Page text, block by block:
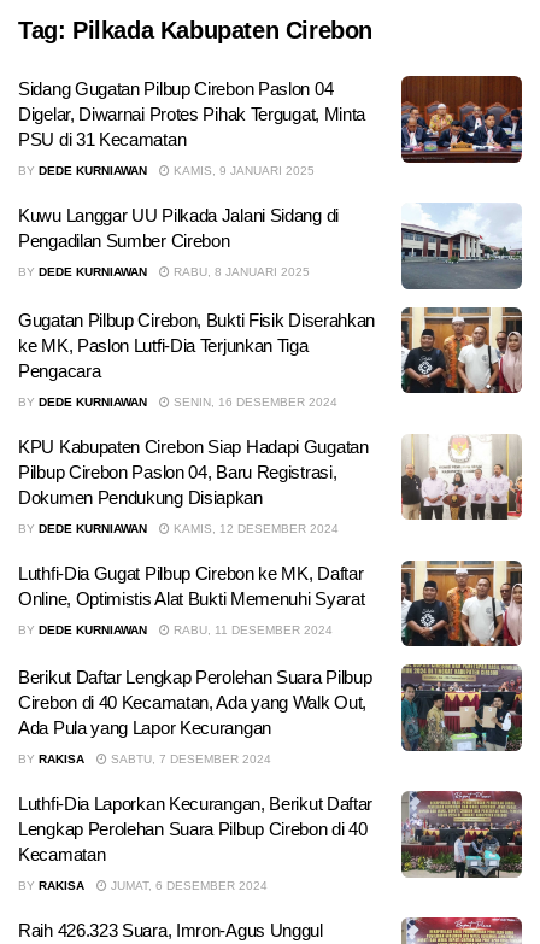
Tag: Pilkada Kabupaten Cirebon
Sidang Gugatan Pilbup Cirebon Paslon 04
Digelar, Diwarnai Protes Pihak Tergugat, Minta
PSU di 31 Kecamatan
BY DEDE KURNIAWAN KAMIS, 9 JANUARI 2025
Kuwu Langgar UU Pilkada Jalani Sidang di
Pengadilan Sumber Cirebon
BY DEDE KURNIAWAN RABU, 8 JANUARI 2025
Gugatan Pilbup Cirebon, Bukti Fisik Diserahkan
ke MK, Paslon Lutfi-Dia Terjunkan Tiga
Pengacara
BY DEDE KURNIAWAN SENIN, 16 DESEMBER 2024
KPU Kabupaten Cirebon Siap Hadapi Gugatan
Pilbup Cirebon Paslon 04, Baru Registrasi,
Dokumen Pendukung Disiapkan
BY DEDE KURNIAWAN KAMIS, 12 DESEMBER 2024
Luthfi-Dia Gugat Pilbup Cirebon ke MK, Daftar
Online, Optimistis Alat Bukti Memenuhi Syarat
BY DEDE KURNIAWAN RABU, 11 DESEMBER 2024
Berikut Daftar Lengkap Perolehan Suara Pilbup
Cirebon di 40 Kecamatan, Ada yang Walk Out,
Ada Pula yang Lapor Kecurangan
BY RAKISA SABTU, 7 DESEMBER 2024
Luthfi-Dia Laporkan Kecurangan, Berikut Daftar
Lengkap Perolehan Suara Pilbup Cirebon di 40
Kecamatan
BY RAKISA JUMAT, 6 DESEMBER 2024
Raih 426.323 Suara, Imron-Agus Unggul